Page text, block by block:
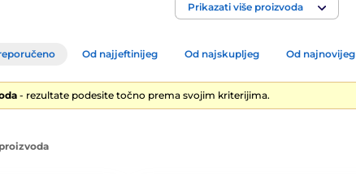
Prikazati više proizvoda
Od najjeftinijeg Od najskupljeg Od najnovijeg
- rezultate podesite točno prema svojim kriterijima.